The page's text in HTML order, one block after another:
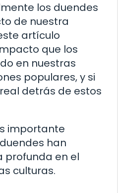
los duendes
de nuestra
artículo
que los
en nuestras
populares, y si
detrás de estos
importante
han
profunda en el
culturas.